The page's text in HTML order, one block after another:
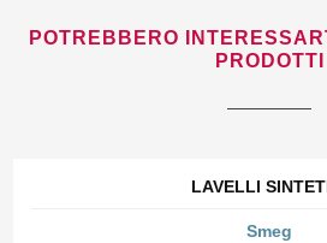
POTREBBERO
PRODOTTI
LAVELLI
Smeg